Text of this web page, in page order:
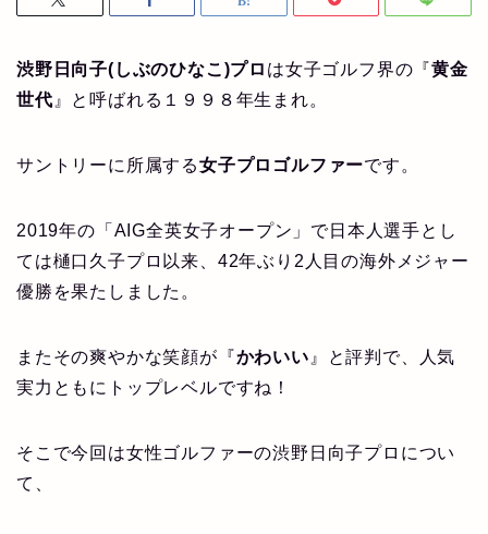
渋野日向子(しぶのひなこ)プロ は女子ゴルフ界の『黄金
世代 』と呼ばれる１９９８年生まれ。
サントリーに所属する女子プロゴルファーです。
2019年の「AIG全英女子オープン」で日本人選手とし
ては樋口久子プロ以来、42年ぶり2人目の海外メジャー
優勝を果たしました。
またその爽やかな笑顔が『かわいい 』と評判で、人気
実力ともにトップレベルですね！
そこで今回は女性ゴルファーの渋野日向子プロについ
て、